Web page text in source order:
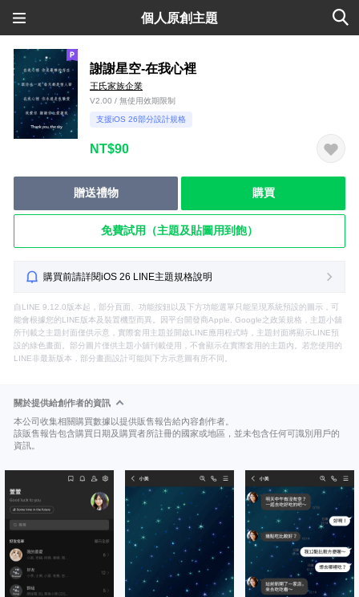
個人原創主題
謝謝星空-在我心裡
王氏家族企業
V2.00 / 無使用效期限制
支援iOS 26部分設計規格
NT$90
贈送禮物 購買
免費試用（主題及貼圖用到飽）
購買前請詳閱iOS 26 LINE主題規格說明
自LINE 9.12.0版本起，部分頁面、功能按鈕以及下方功能選單只能呈現系統預設的圖示，可
能會根據您的LINE版本及裝置機型而異。因平台開發商Apple, Google之政策規格，主題小舖
所刊載之主題封面僅供示意，實際套用主題並開啟LINE應用程式時，主題封面將顯示LINE預
設的綠色畫面。部分圖片僅供主題小舖刊載使用，不會顯示在實際套用的主題內。若您使用的
LINE非最新版本，部分畫面設計可能與下方示意圖有所不同。
關於提供給創作者的資訊
本公司收集相關購買數據以提供販售報告給內容創作者。
該販售報告包含購買日期及購買者所註冊的國家或地區，並未包含任何可識別用戶的
資訊。